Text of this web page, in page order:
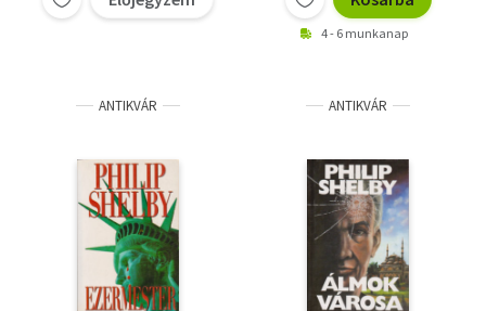
emlékiratai, Élesben,
Préda, Marvin
4 - 6 munkanap
ANTIKVÁR ANTIKVÁR